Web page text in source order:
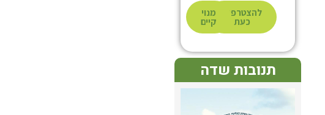
להצטרפות
כעת
מנוי
קיים
תנובות שדה